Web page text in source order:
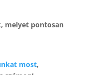
melyet pontosan
most,